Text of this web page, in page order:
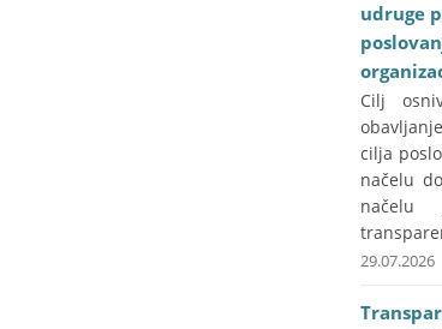
udruge
Cilj
cilja
načelu
načelu
29.07.2026